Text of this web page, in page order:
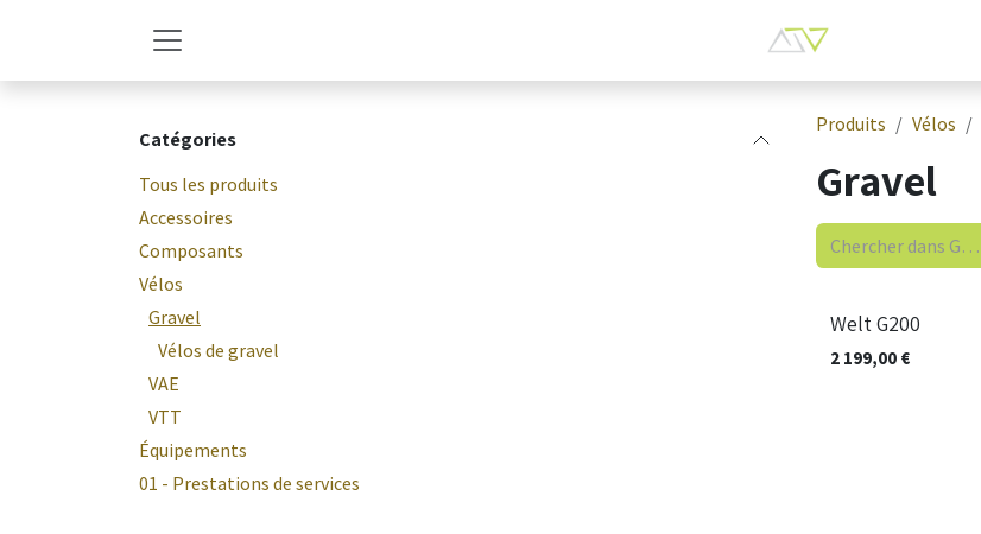
Catégories
Tous les produits
Accessoires
Composants
Vélos
Gravel
Vélos de gravel
VAE
VTT
Équipements
01 - Prestations de services
Produits Vélos
Gravel
Nouveau !
Welt G200
2 199,00 €